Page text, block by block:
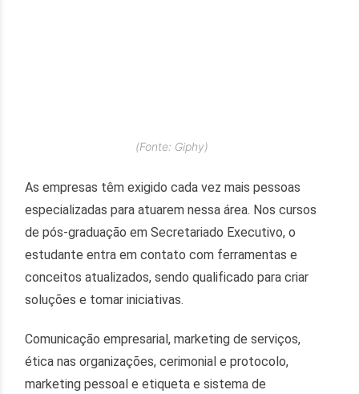
(Fonte: Giphy)
As empresas têm exigido cada vez mais pessoas
especializadas para atuarem nessa área. Nos cursos
de pós-graduação em Secretariado Executivo, o
estudante entra em contato com ferramentas e
conceitos atualizados, sendo qualificado para criar
soluções e tomar iniciativas.
Comunicação empresarial, marketing de serviços,
ética nas organizações, cerimonial e protocolo,
marketing pessoal e etiqueta e sistema de